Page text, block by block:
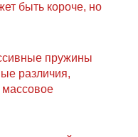
быть короче, но
пружины
различия,
массовое